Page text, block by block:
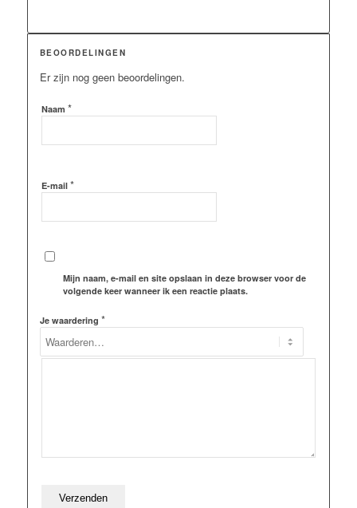
BEOORDELINGEN
Er zijn nog geen beoordelingen.
Naam *
E-mail *
Mijn naam, e-mail en site opslaan in deze browser voor de
volgende keer wanneer ik een reactie plaats.
Je waardering *